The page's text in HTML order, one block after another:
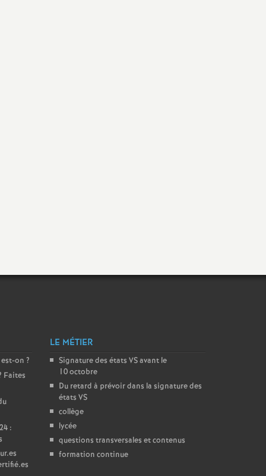
on ?
Faites
:
LE MÉTIER
Signature des états VSavant le
10 octobre
Du retard à prévoir dans la signature des
états VS
collège
lycée
questions transversales et contenus
formation continue